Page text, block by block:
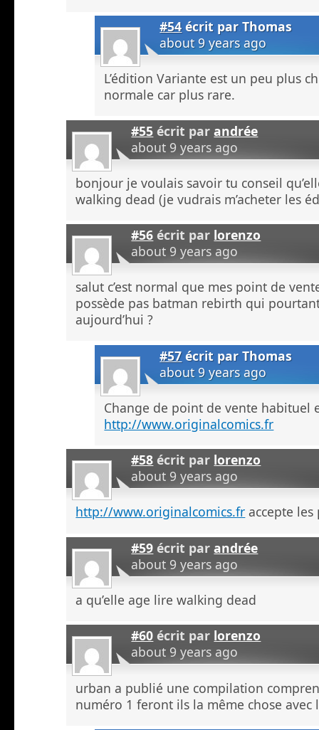
#54écrit parThomas
about 9 years ago
L’édition Variante est un peu plus
normale car plus rare.
#55 écrit parandrée
about 9 years ago
bonjour je voulais savoir tu conseil
walking dead (je vudrais m’acheter les
#56 écrit par lorenzo
about 9 years ago
salut c’est normal que mes point de
possède pas batman rebirth qui
aujourd’hui ?
#57écrit parThomas
about 9 years ago
Change de point de vente habituel
http://www.originalcomics.fr
#58 écrit par lorenzo
about 9 years ago
http://www.originalcomics.fr accepte les
#59 écrit parandrée
about 9 years ago
a qu’elle age lire walking dead
#60 écrit par lorenzo
about 9 years ago
urban a publié une compilation
numéro 1 feront ils la même chose avec